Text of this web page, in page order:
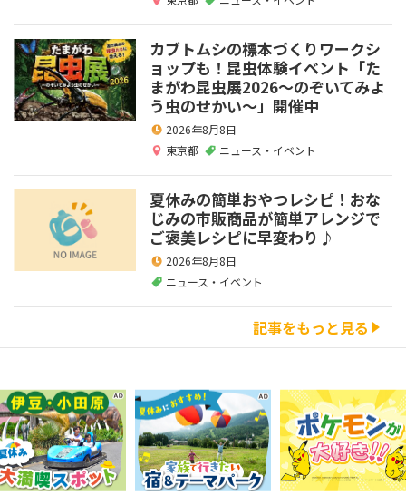
カブトムシの標本づくりワークシ
ョップも！昆虫体験イベント「た
まがわ昆虫展2026～のぞいてみよ
う虫のせかい～」開催中
2026年8月8日
東京都
ニュース・イベント
夏休みの簡単おやつレシピ！おな
じみの市販商品が簡単アレンジで
ご褒美レシピに早変わり♪
2026年8月8日
ニュース・イベント
記事をもっと見る